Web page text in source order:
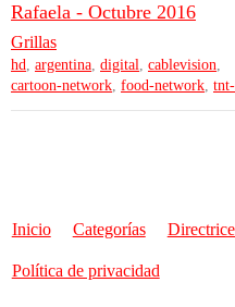
Rafaela - Octubre 2016
Grillas
hd, argentina, digital, cablevision,
cartoon-network, food-network,
Inicio Categorías
Política de privacidad